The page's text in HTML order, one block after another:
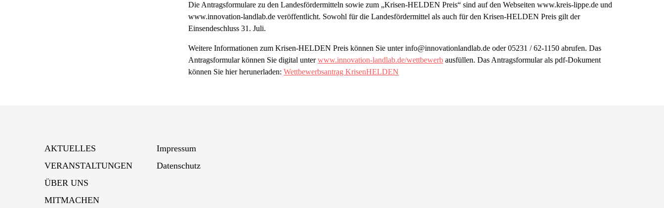
Die Antragsformulare zu den Landesfördermitteln sowie zum „Krisen-HELDEN Preis“ sind auf den Webseiten www.kreis-lippe.de und
www.innovation-landlab.de veröffentlicht. Sowohl für die Landesfördermittel als auch für den Krisen-HELDEN Preis gilt der
Einsendeschluss 31. Juli.
Weitere Informationen zum Krisen-HELDEN Preis können Sie unter info@innovationlandlab.de oder 05231 / 62-1150 abrufen. Das
Antragsformular können Sie digital unterwww.innovation-landlab.de/wettbewerb ausfüllen. Das Antragsformular als pdf-Dokument
können Sie hier herunerladen: Wettbewerbsantrag KrisenHELDEN
AKTUELLES
VERANSTALTUNGEN
ÜBER UNS
MITMACHEN
Impressum
Datenschutz